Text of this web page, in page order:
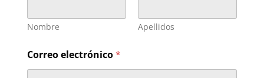
l
é
o
n
o
Nombre Apellidos
Correo electrónico*